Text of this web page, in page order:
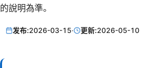
的說明為準。
发布:2026-03-15· 更新:2026-05-10